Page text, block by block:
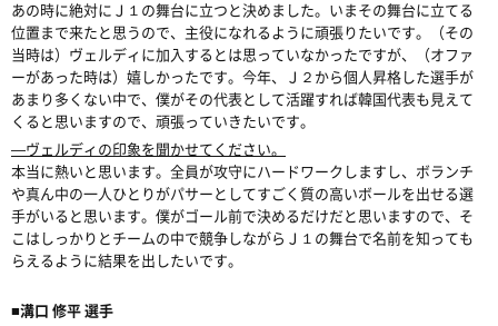
あの時に絶対にＪ１の舞台に立つと決めました。いまその舞台に立てる
位置まで来たと思うので、主役になれるように頑張りたいです。（その
当時は）ヴェルディに加入するとは思っていなかったですが、（オファ
ーがあった時は）嬉しかったです。今年、Ｊ２から個人昇格した選手が
あまり多くない中で、僕がその代表として活躍すれば韓国代表も見えて
くると思いますので、頑張っていきたいです。
―ヴェルディの印象を聞かせてください。
本当に熱いと思います。全員が攻守にハードワークしますし、ボランチ
や真ん中の一人ひとりがパサーとしてすごく質の高いボールを出せる選
手がいると思います。僕がゴール前で決めるだけだと思いますので、そ
こはしっかりとチームの中で競争しながらＪ１の舞台で名前を知っても
らえるように結果を出したいです。
■溝口 修平 選手